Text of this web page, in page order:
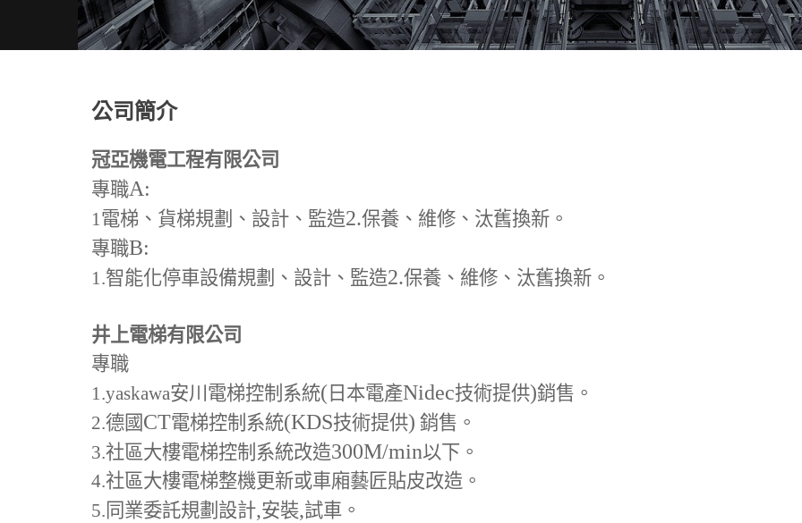
公司簡介
冠亞機電工程有限公司
專職A:
1電梯、貨梯規劃、設計、監造2.保養、維修、汰舊換新。
專職B:
1.智能化停車設備規劃、設計、監造2.保養、維修、汰舊換新。
井上電梯有限公司
專職
1.yaskawa安川電梯控制系統( 日本電產Nidec技術提供)銷售。
2.德國 CT電梯控制系統(KDS技術提供) 銷售。
3.社區大樓電梯控制系統改造300M/min以下。
4.社區大樓電梯整機更新或車廂藝匠貼皮改造。
5. 同業委託規劃設計,安裝,試車。